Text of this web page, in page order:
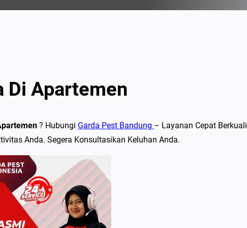
Di Apartemen
? Hubungi Garda Pest Bandung – Layanan Cepat
Anda. Segera Konsultasikan Keluhan Anda.